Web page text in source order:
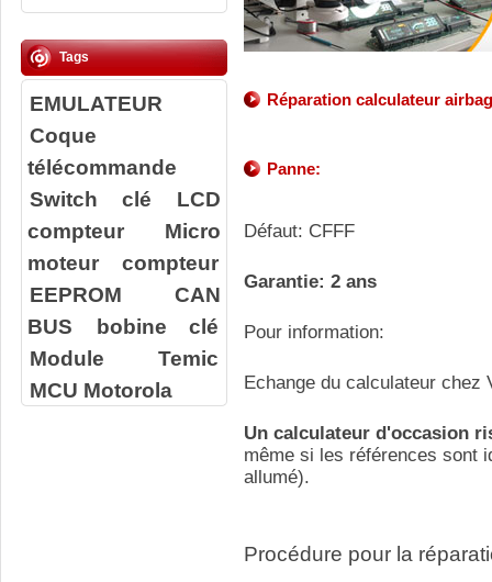
Tags
EMULATEUR
Coque
télécommande
Switch clé
LCD
compteur
Micro
moteur compteur
EEPROM
CAN
BUS
bobine clé
Module Temic
MCU Motorola
Réparation calculateur airbag
Panne:
Défaut: CFFF
Garantie: 2 ans
Pour information:
Echange du calculateur chez
Un calculateur d'occasion
même si les références sont
allumé).
Procédure pour la